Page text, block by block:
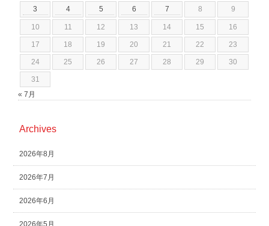
3 4 5 6 7 8 9
10 11 12 13 14 15 16
17 18 19 20 21 22 23
24 25 26 27 28 29 30
31
« 7月
Archives
2026年8月
2026年7月
2026年6月
2026年5月